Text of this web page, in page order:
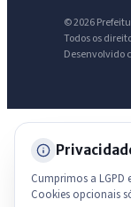
© 2026
Todos os
Desenvolvido
Cumprimos a
Cookies opcionais